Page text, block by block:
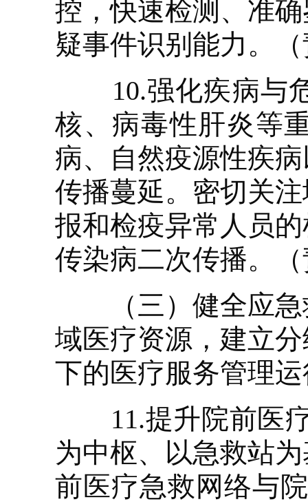
控，快速检测、准
疑事件识别能力。
10.强化疾病与危
核、病毒性肝炎等
病、自然疫源性疾
传播蔓延。密切关
报和检疫异常人员
传染病二次传播。
（三）健全应急
域医疗资源，建立
下的医疗服务管理
11.提升院前医疗
为中枢、以急救站
前医疗急救网络与